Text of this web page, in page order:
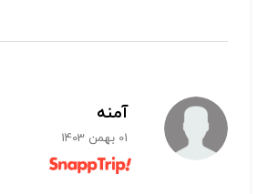
آمنه
01 بهمن 1403